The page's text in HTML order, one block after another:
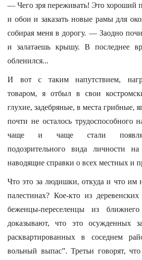
— Чего зря переживать! Это хороший
и обои и заказать новые рамы для
собирая меня в дорогу. — Заодно
и залатаешь крышу. В последнее
обленился...
И вот с таким напутствием,
товаром, я отбыл в свои
глухие, задебряные, в места грибные,
почти не осталось трудоспособного
чаще и чаще стали
подозрительного вида личности
наводящие справки о всех местных и
Что это за людишки, откуда и что им
палестинах? Кое-кто из
беженцы-переселенцы из
доказывают, что это осужденных
расквартированных в соседнем
вольный выпас”. Третьи говорят,